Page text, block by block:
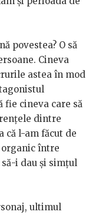
povestea? O să
Cineva
astea în mod
fie cineva care să
dintre
că l-am făcut de
între
i dau și simțul
ultimul